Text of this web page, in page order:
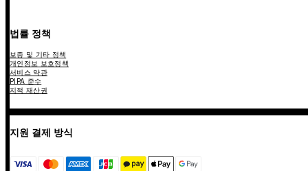
법률 정책
보증 및 기타 정책
개인정보 보호정책
서비스 약관
PIPA 준수
지적 재산권
지원 결제 방식